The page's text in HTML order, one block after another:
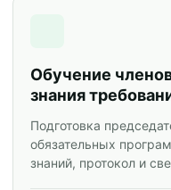
Обучение
знания
Подготовка
обязательных
знаний, протокол и